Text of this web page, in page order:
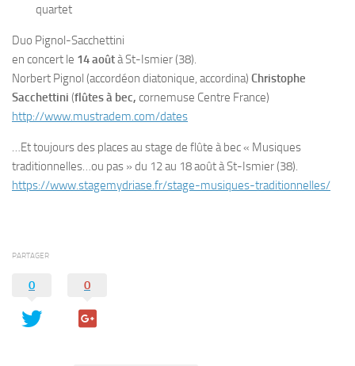
quartet
Duo Pignol-Sacchettini
en concert le 14 aoûtà St-Ismier (38).
Norbert Pignol (accordéon diatonique, accordina) Christophe
Sacchettini (flûtes à bec, cornemuse Centre France)
http://www.mustradem.com/dates
…Et toujours des places au stage de flûte à bec « Musiques
traditionnelles…ou pas » du 12 au 18 août à St-Ismier (38).
https://www.stagemydriase.fr/stage-musiques-traditionnelles/
PARTAGER
0 0